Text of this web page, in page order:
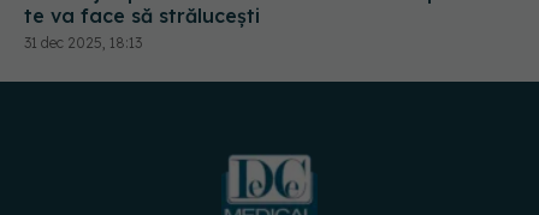
31 dec 2025, 18:13